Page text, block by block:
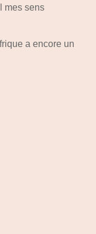
mes sens
a encore un